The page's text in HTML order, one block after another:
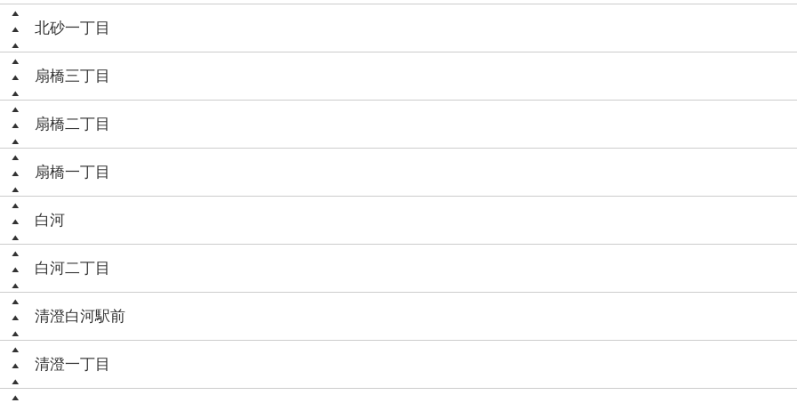
北砂一丁目
扇橋三丁目
扇橋二丁目
扇橋一丁目
白河
白河二丁目
清澄白河駅前
清澄一丁目